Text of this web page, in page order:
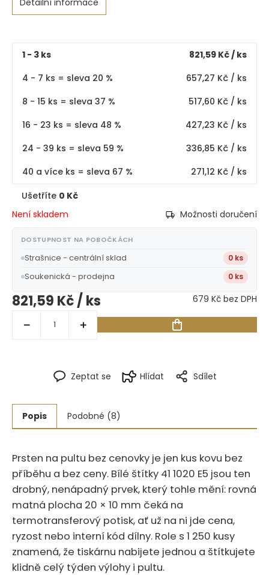
1 - 3 ks 821,59 Kč / ks
4 - 7 ks = sleva 20 %
657,27 Kč / ks
8 - 15 ks = sleva 37 %
517,60 Kč / ks
16 - 23 ks = sleva 48 %
427,23 Kč / ks
24 - 39 ks = sleva 59 %
336,85 Kč / ks
40 a více ks = sleva 67 %
271,12 Kč / ks
Ušetříte 0 Kč
Zeptat se Hlídat Sdílet
Není skladem Možnosti doručení
DOSTUPNOST NA POBOČKÁCH
Strašnice - centrální sklad 0 ks
Soukenická - prodejna 0 ks
821,59 Kč/ ks 679 Kč bez DPH
Popis Podobné (8)
Prsten na pultu bez cenovky je jen kus kovu bez
příběhu a bez ceny. Bílé štítky 41 1020 E5 jsou ten
drobný, nenápadný prvek, který tohle mění: rovná
matná plocha 20 × 10 mm čeká na
termotransferový potisk, ať už na ni jde cena,
ryzost nebo interní kód dílny. Role s 1 250 kusy
znamená, že tiskárnu nabijete jednou a štítkujete
klidně celý týden výlohy i pultu.